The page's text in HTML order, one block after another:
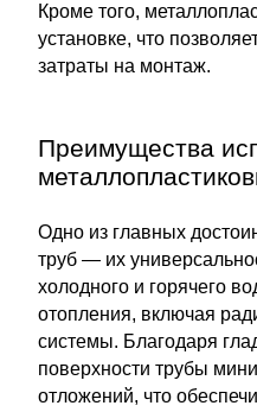
Кроме того,
установке, что
затраты на монтаж.
Преимущества
Одно из главных
труб — их
холодного и горячего
отопления, включая
системы. Благодаря
поверхности трубы
отложений, что